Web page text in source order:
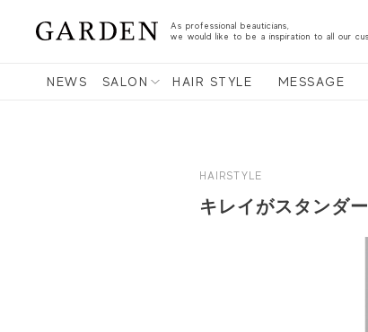
As professional beauticians,
we would like to be a inspiration to all our
NEWS SALON HAIR STYLE MESSAGE
HAIRSTYLE
キレイがスタンダ